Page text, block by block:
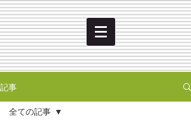
記事
全ての記事